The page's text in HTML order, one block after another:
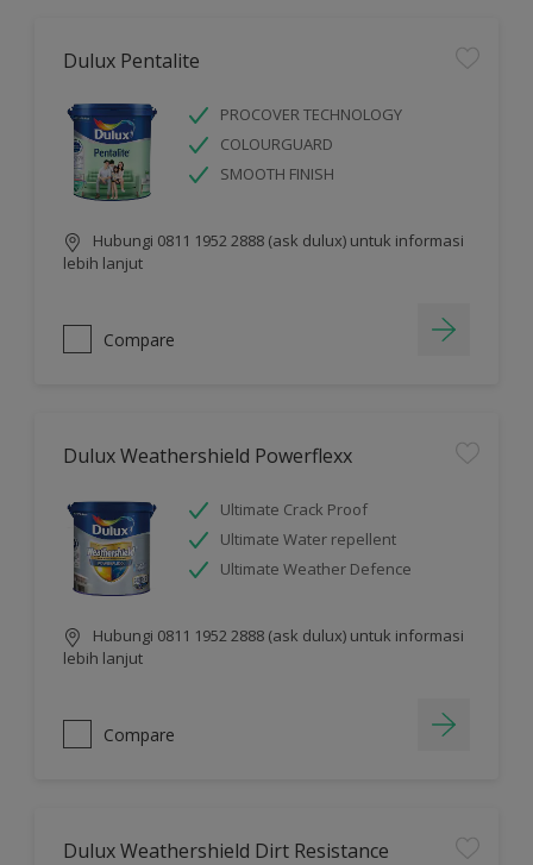
Dulux Pentalite
PROCOVER TECHNOLOGY
COLOURGUARD
SMOOTH FINISH
Hubungi 0811 1952 2888 (ask dulux) untuk informasi
lebih lanjut
Compare
Dulux Weathershield Powerflexx
Ultimate Crack Proof
Ultimate Water repellent
Ultimate Weather Defence
Hubungi 0811 1952 2888 (ask dulux) untuk informasi
lebih lanjut
Compare
Dulux Weathershield Dirt Resistance